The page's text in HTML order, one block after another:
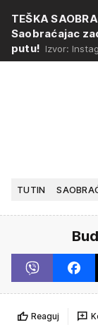
TEŠKA
Saobraćajac
putu! Izvor:
TUTIN
Reaguj